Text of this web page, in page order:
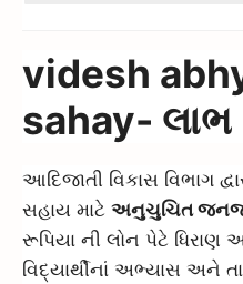
videsh
sahay- લાભ
આદિજાતી વિકાસ વિભાગ
સહાય માટે અનુચુચિત
રૂપિયા ની લોન પેટે
વિદ્યાર્થીનાં અભ્યાસ અને